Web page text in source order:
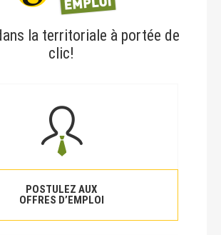
la territoriale à portée de
clic!
POSTULEZ AUX
OFFRES D’EMPLOI